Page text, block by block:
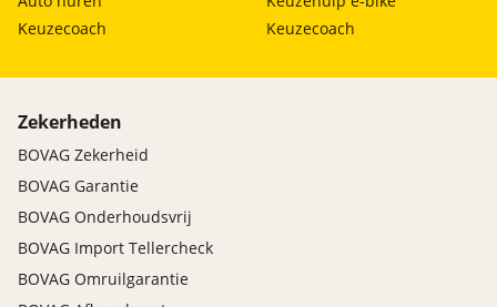
Keuzecoach
Keuzecoach
Zekerheden
BOVAG Zekerheid
BOVAG Garantie
BOVAG Onderhoudsvrij
BOVAG Import Tellercheck
BOVAG Omruilgarantie